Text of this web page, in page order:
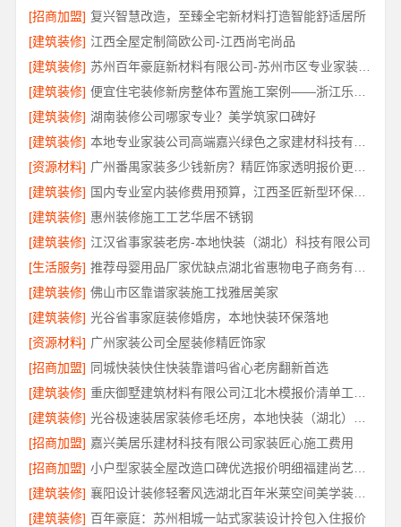
[招商加盟] 复兴智慧改造，至臻全宅新材料打造智能舒适居所
[建筑装修] 江西全屋定制简欧公司-江西尚宅尚品
[建筑装修]
苏州百年豪庭新材料有限公司-苏州市区专业家装装修多少钱
[建筑装修]
[建筑装修] 湖南装修公司哪家专业？美学筑家口碑好
[建筑装修]
[资源材料]
[建筑装修]
国内专业室内装修费用预算，江西圣匠新型环保材料有限公司透明公开
[建筑装修] 惠州装修施工工艺华居不锈钢
[建筑装修] 江汉省事家装老房-本地快装（湖北）科技有限公司
[生活服务]
[建筑装修] 佛山市区靠谱家装施工找雅居美家
[建筑装修] 光谷省事家庭装修婚房，本地快装环保落地
[资源材料] 广州家装公司全屋装修精匠饰家
[招商加盟] 同城快装快住快装靠谱吗省心老房翻新首选
[建筑装修]
[建筑装修]
[招商加盟] 嘉兴美居乐建材科技有限公司家装匠心施工费用
[招商加盟]
[建筑装修]
襄阳设计装修轻奢风选湖北百年米莱空间美学装饰材料有限公司
[建筑装修] 百年豪庭：苏州相城一站式家装设计拎包入住报价